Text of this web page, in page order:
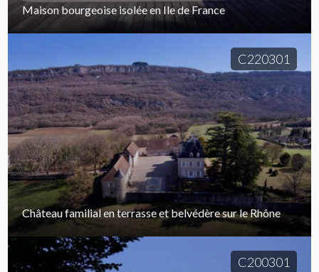
Maison bourgeoise isolée en Ile de France
C220301
Château familial en terrasse et belvédère sur le Rhône
C200301